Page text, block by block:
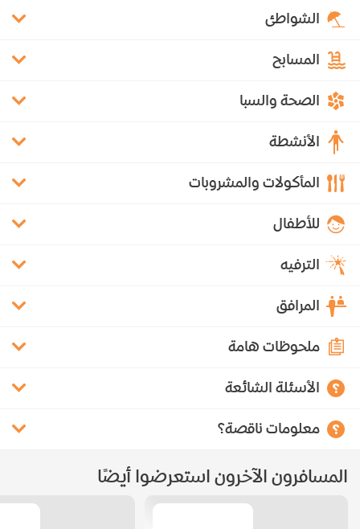
الشواطئ
المسابح
الصحة والسبا
الأنشطة
المأكولات والمشروبات
للأطفال
الترفيه
المرافق
ملحوظات هامة
الأسئلة الشائعة
معلومات ناقصة؟
المسافرون الآخرون استعرضوا أيضًا